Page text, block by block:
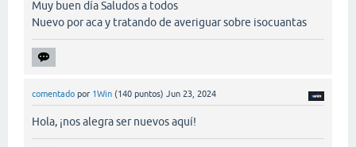
Muy buen día Saludos a todos
Nuevo por aca y tratando de averiguar sobre isocuantas
comentado por 1Win (140 puntos) Jun 23, 2024
Hola, ¡nos alegra ser nuevos aquí!